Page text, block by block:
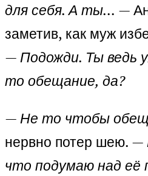
для себя. А ты… —
заметив, как муж
—Подожди. Ты ведь
то обещание, да?
— Не то чтобы
нервно потер шею. —
что подумаю над её